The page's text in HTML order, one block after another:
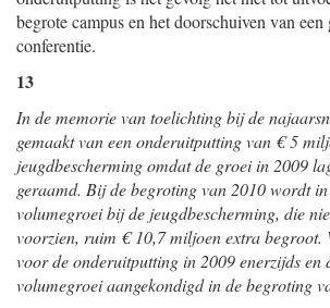
begrote campus en het doorschuiven van een
conferentie.
13
In de memorie van toelichting bij de
gemaakt van een onderuitputting van € 5
jeugdbescherming omdat de groei in 2009
geraamd. Bij de begroting van 2010 wordt
volumegroei bij de jeugdbescherming, die
voorzien, ruim € 10,7 miljoen extra begroot.
voor de onderuitputting in 2009 enerzijds en
volumegroei aangekondigd in de begroting